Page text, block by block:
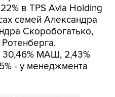
в TPS Avia Holding
семей Александра
Скоробогатько,
30,46% МАШ, 2,43%
- у менеджмента